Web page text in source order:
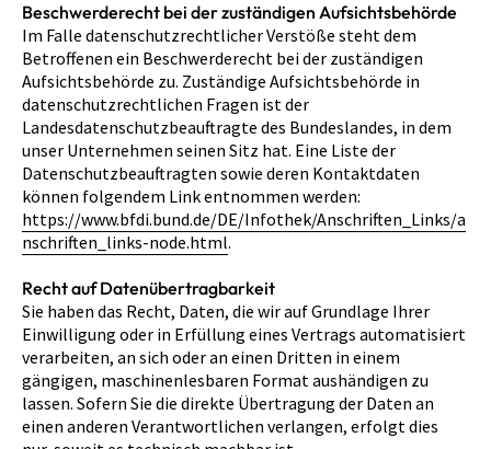
Beschwerderecht bei der zuständigen Aufsichtsbehörde
Im Falle datenschutzrechtlicher Verstöße steht dem
Betroffenen ein Beschwerderecht bei der zuständigen
Aufsichtsbehörde zu. Zuständige Aufsichtsbehörde in
datenschutzrechtlichen Fragen ist der
Landesdatenschutzbeauftragte des Bundeslandes, in dem
unser Unternehmen seinen Sitz hat. Eine Liste der
Datenschutzbeauftragten sowie deren Kontaktdaten
können folgendem Link entnommen werden:
https://www.bfdi.bund.de/DE/Infothek/Anschriften_Links/a
nschriften_links-node.html.
Recht auf Datenübertragbarkeit
Sie haben das Recht, Daten, die wir auf Grundlage Ihrer
Einwilligung oder in Erfüllung eines Vertrags automatisiert
verarbeiten, an sich oder an einen Dritten in einem
gängigen, maschinenlesbaren Format aushändigen zu
lassen. Sofern Sie die direkte Übertragung der Daten an
einen anderen Verantwortlichen verlangen, erfolgt dies